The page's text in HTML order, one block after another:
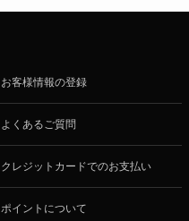
お客様情報の登録
よくあるご質問
クレジットカードでのお支払い
ポイントについて